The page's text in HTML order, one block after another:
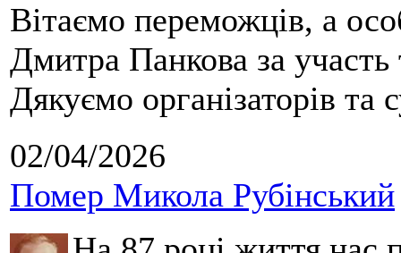
Вітаємо переможців, а
Дмитра Панкова за
Дякуємо організаторів та
02/04/2026
Помер Микола Рубінський